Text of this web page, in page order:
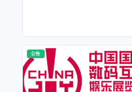
公告